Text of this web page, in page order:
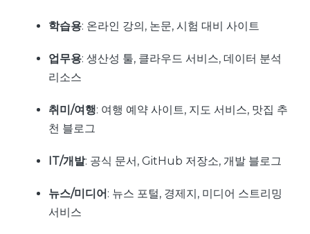
학습용: 온라인 강의, 논문, 시험 대비 사이트
업무용: 생산성 툴, 클라우드 서비스, 데이터 분석
리소스
취미/여행: 여행 예약 사이트, 지도 서비스, 맛집 추
천 블로그
IT/개발: 공식 문서, GitHub 저장소, 개발 블로그
뉴스/미디어: 뉴스 포털, 경제지, 미디어 스트리밍
서비스